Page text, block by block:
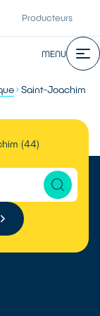
Producteurs
MENU
Saint-Joachim
(44)